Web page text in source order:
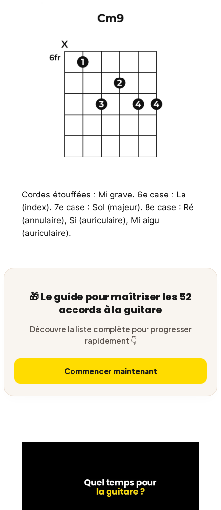
Cordes étouffées : Mi grave. 6e case : La
(index). 7e case : Sol (majeur). 8e case : Ré
(annulaire), Si (auriculaire), Mi aigu
(auriculaire).
🎁 Le guide pour maîtriser les 52
accords à la guitare
Découvre la liste complète pour progresser
rapidement 👇
Commencer maintenant